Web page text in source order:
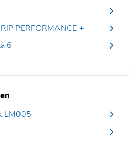
PERFORMANCE +
6
LM005